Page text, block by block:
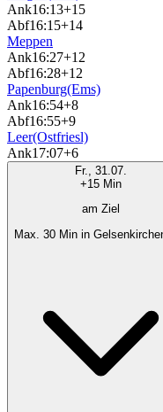
Ank16:13+15
Abf16:15+14
Meppen
Ank16:27+12
Abf16:28+12
Papenburg(Ems)
Ank16:54+8
Abf16:55+9
Leer(Ostfriesl)
Ank17:07+6
Fr., 31.07.
+15 Min
am Ziel
Max. 30 Min in